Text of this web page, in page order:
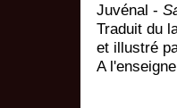
Juvénal -
Traduit du
et illustré
A